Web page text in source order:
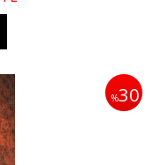
%30